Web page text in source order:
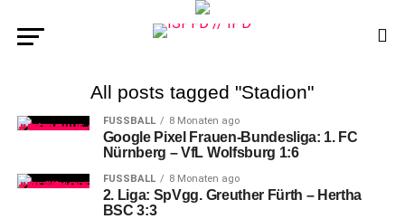
All posts tagged "Stadion"
FUSSBALL 8 Monaten ago
Google Pixel Frauen-Bundesliga: 1. FC
Nürnberg – VfL Wolfsburg 1:6
FUSSBALL 8 Monaten ago
2. Liga: SpVgg. Greuther Fürth – Hertha
BSC 3:3